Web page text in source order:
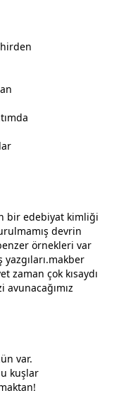
bir edebiyat kimliği
devrin
örnekleri var
zaman çok kısaydı
var.
kuşlar